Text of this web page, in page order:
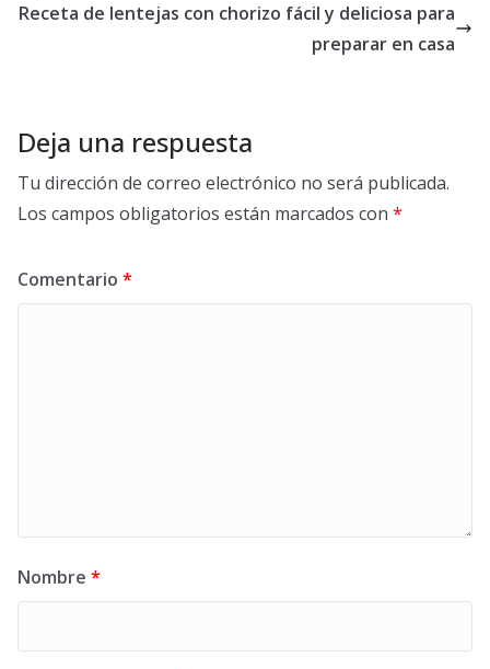
Receta de lentejas con chorizo fácil y deliciosa para
preparar en casa
Deja una respuesta
Tu dirección de correo electrónico no será publicada.
Los campos obligatorios están marcados con *
Comentario *
Nombre *